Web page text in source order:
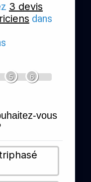
3 devis
dans
5 6
vous